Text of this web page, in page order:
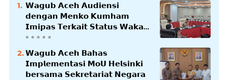
𝗪𝗮𝗴𝘂𝗯 𝗔𝗰𝗲𝗵 𝗔𝘂𝗱𝗶𝗲𝗻𝘀𝗶
𝗱𝗲𝗻𝗴𝗮𝗻 𝗠𝗲𝗻𝗸𝗼 𝗞𝘂𝗺𝗵𝗮𝗺
𝗜𝗺𝗶𝗽𝗮𝘀 𝗧𝗲𝗿𝗸𝗮𝗶𝘁 𝗦𝘁𝗮𝘁𝘂𝘀 𝗪𝗮𝗸𝗮𝗳
𝗕𝗹𝗮𝗻𝗴𝗽𝗮𝗱𝗮𝗻𝗴
𝗪𝗮𝗴𝘂𝗯 𝗔𝗰𝗲𝗵 𝗕𝗮𝗵𝗮𝘀
𝗜𝗺𝗽𝗹𝗲𝗺𝗲𝗻𝘁𝗮𝘀𝗶 𝗠𝗼𝗨 𝗛𝗲𝗹𝘀𝗶𝗻𝗸𝗶
𝗯𝗲𝗿𝘀𝗮𝗺𝗮 𝗦𝗲𝗸𝗿𝗲𝘁𝗮𝗿𝗶𝗮𝘁 𝗡𝗲𝗴𝗮𝗿𝗮